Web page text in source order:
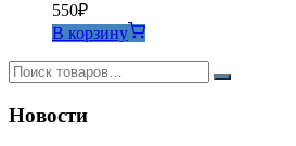
550₽
В корзину
Новости